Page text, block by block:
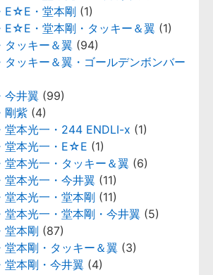
E☆E・堂本剛 (1)
E☆E・堂本剛・タッキー＆翼 (1)
タッキー＆翼 (94)
ッキー＆翼・ゴールデンボンバー
今井翼 (99)
剛紫 (4)
堂本光一・244 ENDLI-x (1)
堂本光一・E☆E (1)
本光一・タッキー＆翼 (6)
本光一・今井翼 (11)
本光一・堂本剛 (11)
本光一・堂本剛・今井翼 (5)
堂本剛 (87)
本剛・タッキー＆翼 (3)
堂本剛・今井翼 (4)